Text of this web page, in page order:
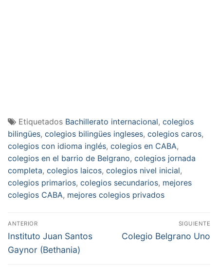
Etiquetados Bachillerato internacional, colegios
bilingües, colegios bilingües ingleses, colegios caros,
colegios con idioma inglés, colegios en CABA,
colegios en el barrio de Belgrano, colegios jornada
completa, colegios laicos, colegios nivel inicial,
colegios primarios, colegios secundarios, mejores
colegios CABA, mejores colegios privados
Navegación
de
entradas
ANTERIOR
Entrada
anterior:
Instituto Juan Santos
Gaynor (Bethania)
SIGUIENTE
Entrada
Colegio Belgrano Uno